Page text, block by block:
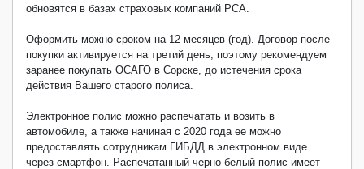
обновятся в базах страховых компаний РСА.
Оформить можно сроком на 12 месяцев (год). Договор после
покупки активируется на третий день, поэтому рекомендуем
заранее покупать ОСАГО в Сорске, до истечения срока
действия Вашего старого полиса.
Электронное полис можно распечатать и возить в
автомобиле, а также начиная с 2020 года ее можно
предоставлять сотрудникам ГИБДД в электронном виде
через смартфон. Распечатанный черно-белый полис имеет